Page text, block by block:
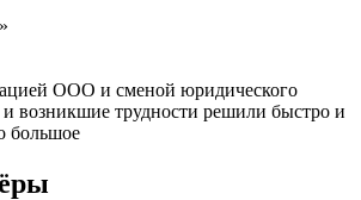
ООО и сменой юридического
и возникшие трудности решили быстро и
большое